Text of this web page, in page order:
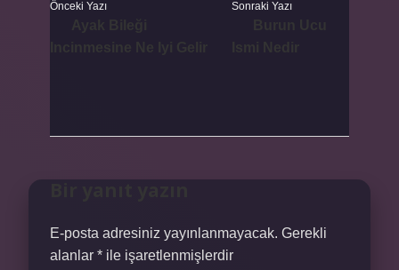
Önceki Yazı Sonraki Yazı
E-posta adresiniz yayınlanmayacak. Gerekli
alanlar * ile işaretlenmişlerdir